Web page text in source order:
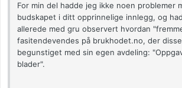
For min del hadde jeg ikke noen problemer
budskapet i ditt opprinnelige innlegg, og
allerede med gru observert hvordan
fasitendevendes på brukhodet.no, der
begunstiget med sin egen avdeling:
blader".